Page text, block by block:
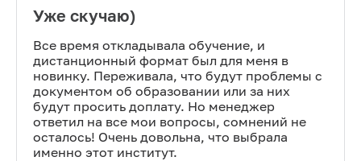
Уже скучаю)
Все время откладывала обучение, и
дистанционный формат был для меня в
новинку. Переживала, что будут проблемы с
документом об образовании или за них
будут просить доплату. Но менеджер
ответил на все мои вопросы, сомнений не
осталось! Очень довольна, что выбрала
именно этот институт.